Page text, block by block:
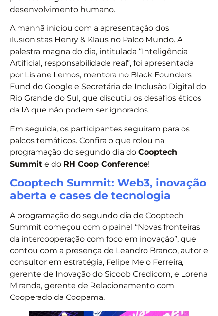
desenvolvimento humano.
A manhã iniciou com a apresentação dos
ilusionistas Henry & Klaus no Palco Mundo. A
palestra magna do dia, intitulada “Inteligência
Artificial, responsabilidade real”, foi apresentada
por Lisiane Lemos, mentora no Black Founders
Fund do Google e Secretária de Inclusão Digital do
Rio Grande do Sul, que discutiu os desafios éticos
da IA que não podem ser ignorados.
Em seguida, os participantes seguiram para os
palcos temáticos. Confira o que rolou na
programação do segundo dia do Cooptech
Summit e do RH Coop Conference!
Cooptech Summit: Web3, inovação
aberta e cases de tecnologia
A programação do segundo dia de Cooptech
Summit começou com o painel “Novas fronteiras
da intercooperação com foco em inovação”, que
contou com a presença de Leandro Branco, autor e
consultor em estratégia, Felipe Melo Ferreira,
gerente de Inovação do Sicoob Credicom, e Lorena
Miranda, gerente de Relacionamento com
Cooperado da Coopama.